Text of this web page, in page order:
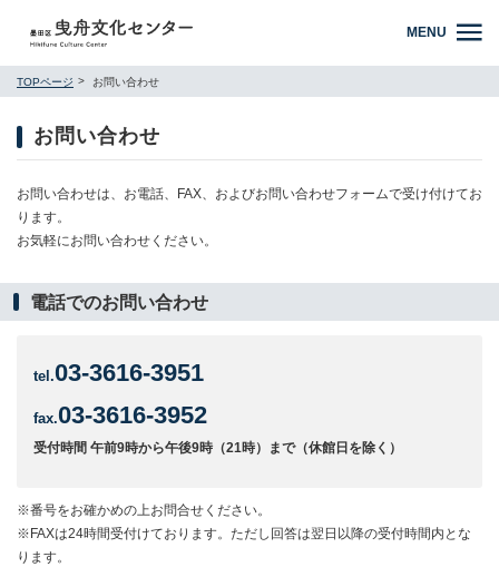
MENU
TOPページ お問い合わせ
お問い合わせ
お問い合わせは、お電話、FAX、およびお問い合わせフォームで受け付けてお
ります。
お気軽にお問い合わせください。
電話でのお問い合わせ
tel.03-3616-3951
fax.03-3616-3952
受付時間 午前9時から午後9時（21時）まで（休館日を除く）
※番号をお確かめの上お問合せください。
※FAXは24時間受付けております。ただし回答は翌日以降の受付時間内とな
ります。